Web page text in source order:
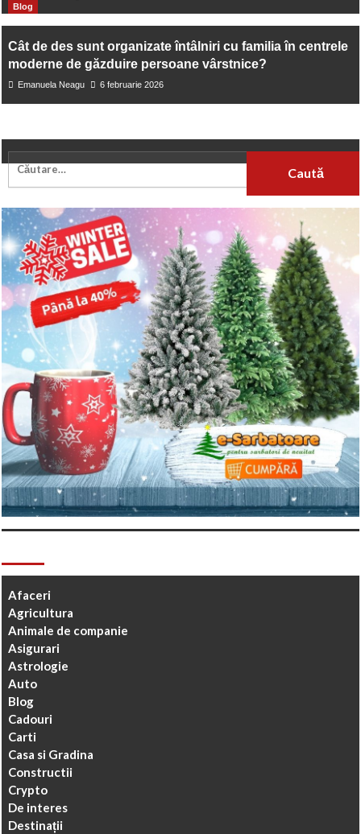
Blog
Cât de des sunt organizate întâlniri cu familia în centrele
moderne de găzduire persoane vârstnice?
Emanuela Neagu 6 februarie 2026
Afaceri
Agricultura
Animale de companie
Asigurari
Astrologie
Auto
Blog
Cadouri
Carti
Casa si Gradina
Constructii
Crypto
De interes
Destinații